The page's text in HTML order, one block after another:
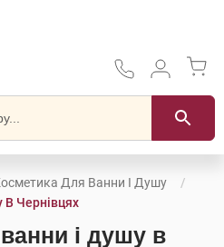
Для Ванни І Душу
Чернівцях
і душу в